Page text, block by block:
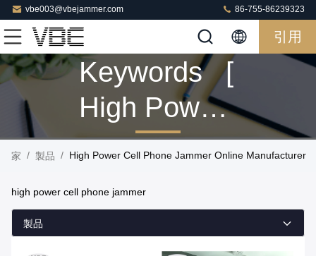
vbe003@vbejammer.com 86-755-86239323
引用
Keywords [
High Power
Cell Phone
Match 114
家 / 製品 / High Power Cell Phone Jammer Online Manufacturer
high power cell phone jammer
製品